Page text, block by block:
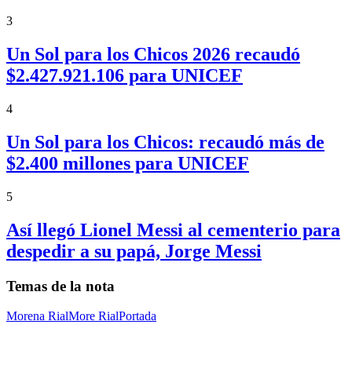
3
Un Sol para los Chicos 2026 recaudó
$2.427.921.106 para UNICEF
4
Un Sol para los Chicos: recaudó más de
$2.400 millones para UNICEF
5
Así llegó Lionel Messi al cementerio para
despedir a su papá, Jorge Messi
Temas de la nota
Morena RialMore RialPortada